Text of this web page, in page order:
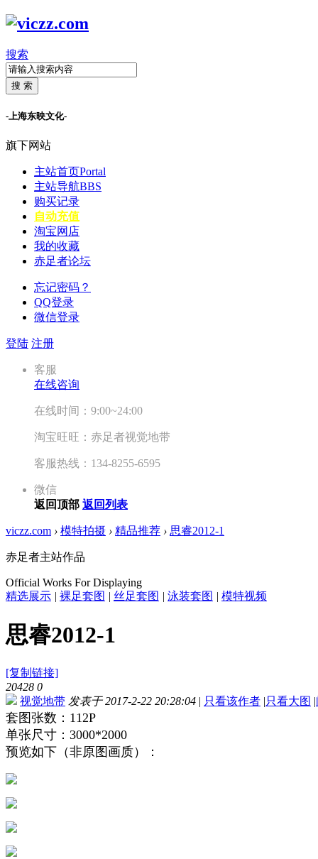
搜索
搜 索
-上海东映文化-
旗下网站
主站首页Portal
主站导航BBS
购买记录
自动充值
淘宝网店
我的收藏
赤足者论坛
忘记密码？
QQ登录
微信登录
登陆 注册
客服
在线咨询
在线时间：9:00~24:00
淘宝旺旺：赤足者视觉地带
客服热线：134-8255-6595
微信
返回顶部 返回列表
viczz.com › 模特拍摄 › 精品推荐 › 思睿2012-1
赤足者主站作品
Official Works For Displaying
精选展示 | 裸足套图 | 丝足套图 | 泳装套图 | 模特视频
思睿2012-1
[复制链接]
20428 0
视觉地带 发表于 2017-2-22 20:28:04 | 只看该作者 |只看大图 |
套图张数：112P
单张尺寸：3000*2000
预览如下（非原图画质）：